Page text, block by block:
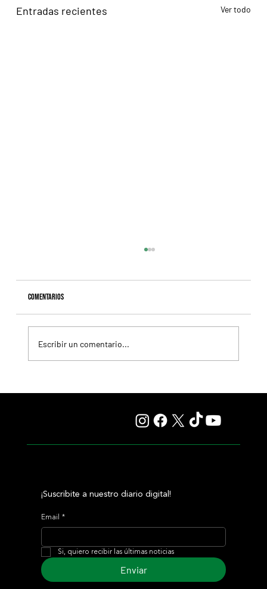
Entradas recientes Ver todo
Comentarios
Escribir un comentario...
¡Suscribite a nuestro diario digital!
Email *
Si, quiero recibir las últimas noticias
Enviar